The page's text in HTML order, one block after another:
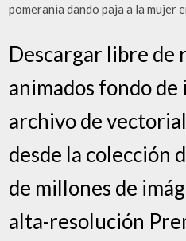
pomerania dando paja a la mujer
Descargar libre de
animados fondo
archivo de
desde la colección
de millones de
alta-resolución